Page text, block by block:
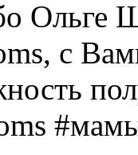
Ольге
с